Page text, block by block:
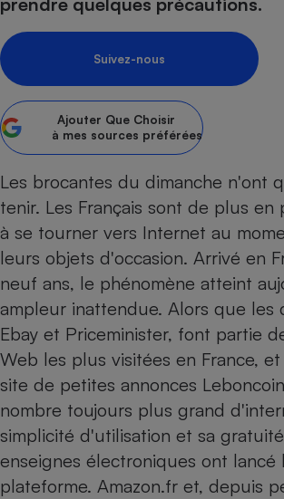
Suivez-nous
Ajouter Que Choisir
à mes sources préférées
Les brocantes du dimanche n'ont
tenir. Les Français sont de plus en
à se tourner vers Internet au
leurs objets d'occasion. Arrivé en
neuf ans, le phénomène atteint
ampleur inattendue. Alors que les
Ebay et Price­minister, font partie
Web les plus visitées en France,
site de petites annonces
nombre toujours plus grand
simplicité d'utilisation et sa
enseignes électroniques ont lancé
plateforme. Amazon.fr et, depuis
Sécurité
Banque
Pièce
Gros
Petit
Image
Internet
Produit
Maladie
Choisir son fioul
Choisir son pellet
Comparateur assurance emprunteur
Energie Moins Chère Ensemble
Tous les comparateurs
Toutes les cartes interactives
Speedtest - Testez
connexion Internet